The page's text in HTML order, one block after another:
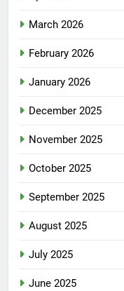
March 2026
February 2026
January 2026
December 2025
November 2025
October 2025
September 2025
August 2025
July 2025
June 2025